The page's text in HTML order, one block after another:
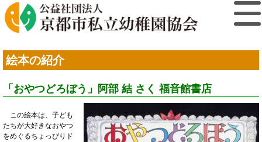
絵本の紹介
「おやつどろぼう」阿部 結 さく 福音館書店
この絵本は、子ども
たちが大好きなおやつ
をめぐるちょっぴりド